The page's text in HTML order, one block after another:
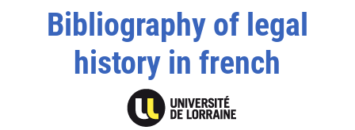
Bibliography of legal
history in french